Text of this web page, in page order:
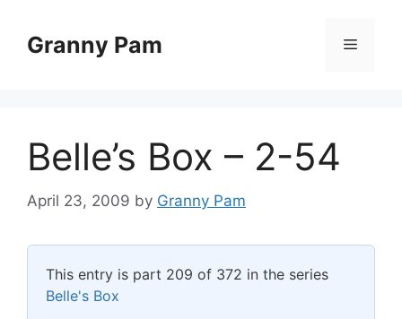
contentGranny Pam Menu
Belle’s Box – 2-54
April 23, 2009 by Granny Pam
This entry is part 209 of 372 in the series
Belle's Box